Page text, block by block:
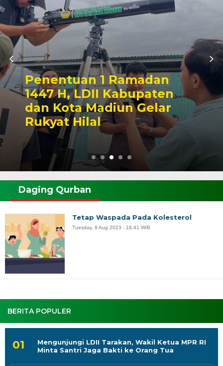
Penentuan 1 Ramadan
1447 H, LDII Kabupaten
dan Kota Madiun Gelar
Rukyat Hilal
BERITA POPULER
Mengunjungi LDII Tarakan, Wakil Ketua MPR RI
Minta Santri Jaga Bakti ke Orang Tua
Daging Qurban
Tetap Waspada Pada Kolesterol
Tuesday, 8 Aug 2023 - 16:41 WIB